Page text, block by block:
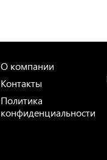
О компании
Контакты
Политика
конфиденциальности